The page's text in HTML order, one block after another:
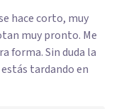
hace corto, muy
muy pronto. Me
forma. Sin duda la
tardando en